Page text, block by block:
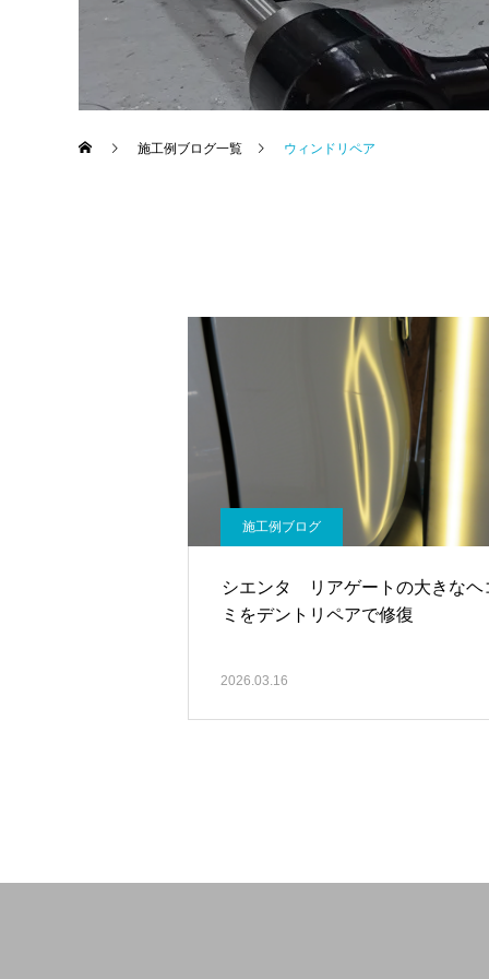
施工例ブログ一覧 ウィンドリペア
施工例ブログ
シエンタ リアゲートの大きなヘ
ミをデントリペアで修復
2026.03.16